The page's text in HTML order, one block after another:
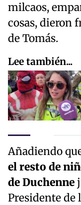
milcaos,
cosas, dieron
de Tomás.
Lee también...
Añadiendo
el resto de
de Duchenne
Presidente de